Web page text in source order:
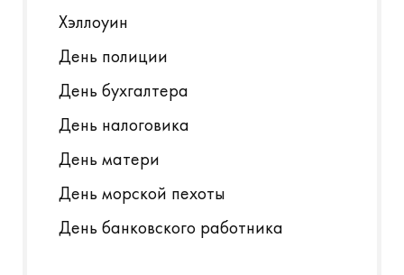
Хэллоуин
День полиции
День бухгалтера
День налоговика
День матери
День морской пехоты
День банковского работника